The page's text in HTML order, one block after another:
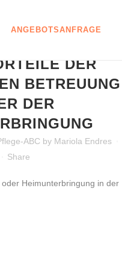
ANGEBOTSANFRAGE
DER
BETREUUNG
DER
ABC by Mariola Endres
Share
Heimunterbringung in der